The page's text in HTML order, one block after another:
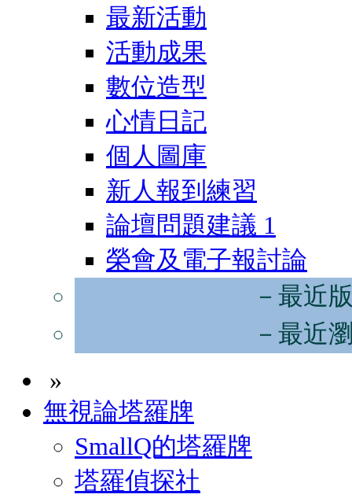
最新活動
活動成果
數位造型
心情日記
個人圖庫
新人報到練習
論壇問題建議 1
榮會及電子報討論
－最近
－最近
»
無視論塔羅牌
SmallQ的塔羅牌
塔羅偵探社